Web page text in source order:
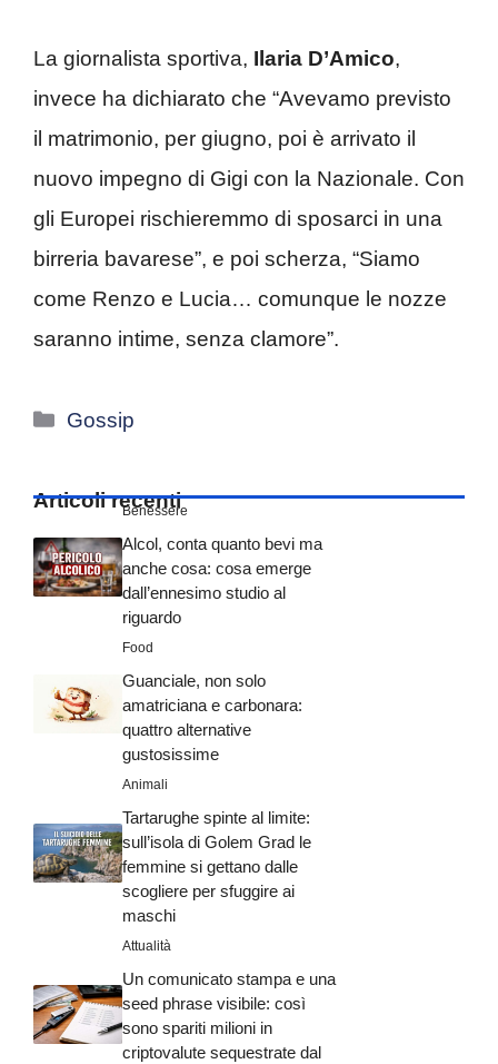
La giornalista sportiva, Ilaria D’Amico,
invece ha dichiarato che “Avevamo previsto
il matrimonio, per giugno, poi è arrivato il
nuovo impegno di Gigi con la Nazionale. Con
gli Europei rischieremmo di sposarci in una
birreria bavarese”, e poi scherza, “Siamo
come Renzo e Lucia… comunque le nozze
saranno intime, senza clamore”.
Categorie
Gossip
Articoli recenti
Benessere
Alcol, conta quanto bevi ma
anche cosa: cosa emerge
dall’ennesimo studio al
riguardo
Food
Guanciale, non solo
amatriciana e carbonara:
quattro alternative
gustosissime
Animali
Tartarughe spinte al limite:
sull’isola di Golem Grad le
femmine si gettano dalle
scogliere per sfuggire ai
maschi
Attualità
Un comunicato stampa e una
seed phrase visibile: così
sono spariti milioni in
criptovalute sequestrate dal